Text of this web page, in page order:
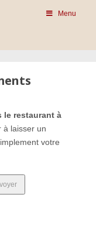
Menu
le restaurant à
laisser un
votre